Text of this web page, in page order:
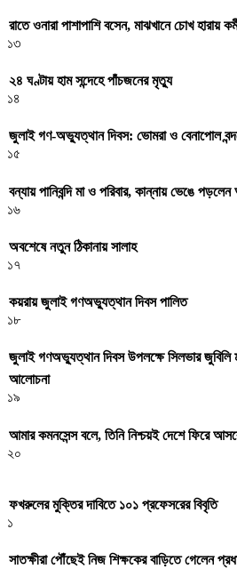
রাতে ওনারা পাশাপাশি বসেন, মাঝখানে চোখ হারায়
১৩
২৪ ঘণ্টায় হাম সন্দেহে পাঁচজনের মৃত্যু
১৪
জুলাই গণ-অভ্যুত্থান দিবস: ভোমরা ও বেনাপোল
১৫
বন্যায় পানিবন্দি মা ও পরিবার, কান্নায় ভেঙে
১৬
অবশেষে নতুন ঠিকানায় সালাহ
১৭
কয়রায় জুলাই গণঅভ্যুত্থান দিবস পালিত
১৮
জুলাই গণঅভ্যু্ত্থান দিবস উপলক্ষে সিলভার জুবিলি
আলোচনা
১৯
আমার কমনসেন্স বলে, তিনি নিশ্চয়ই দেশে ফিরে
২০
ফখরুলের মুক্তির দাবিতে ১০১ প্রফেসরের বিবৃতি
১
সাতক্ষীরা পৌঁছেই নিজ শিক্ষকের বাড়িতে গেলেন